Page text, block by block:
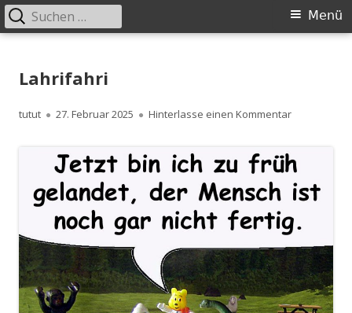
zum
Primäres
Menü
Suchen
nach:
Lahrifahri
Autor
tutut
Veröffentlicht
27. Februar 2025 Hinterlasse einen Kommentarzu Lahrifahri